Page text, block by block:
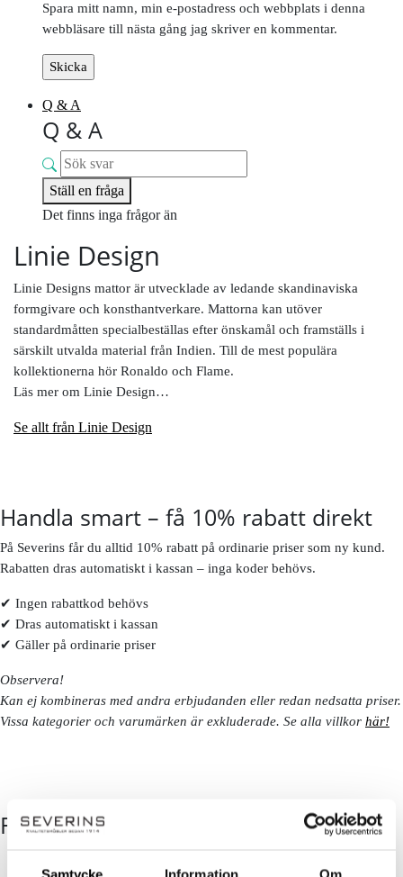
Samtycke Information Om
Spara mitt namn, min e-postadress och webbplats i denna
webbläsare till nästa gång jag skriver en kommentar.
Q & A
Q & A
Ställ en fråga
Det finns inga frågor än
Linie Design
Linie Designs mattor är utvecklade av ledande skandinaviska
formgivare och konsthantverkare. Mattorna kan utöver
standardmåtten specialbeställas efter önskamål och framställs i
särskilt utvalda material från Indien. Till de mest populära
kollektionerna hör Ronaldo och Flame.
Läs mer om Linie Design…
Se allt från Linie Design
Handla smart – få 10% rabatt direkt
På Severins får du alltid 10% rabatt på ordinarie priser som ny kund.
Rabatten dras automatiskt i kassan – inga koder behövs.
✔ Ingen rabattkod behövs
✔ Dras automatiskt i kassan
✔ Gäller på ordinarie priser
Observera!
Kan ej kombineras med andra erbjudanden eller redan nedsatta priser.
Vissa kategorier och varumärken är exkluderade. Se alla villkor här!
FÖLJ OSS